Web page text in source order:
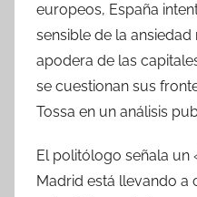
europeos, España
sensible de la
apodera de las
se cuestionan sus
Tossa en un análisis
El politólogo señala
Madrid está llevando a